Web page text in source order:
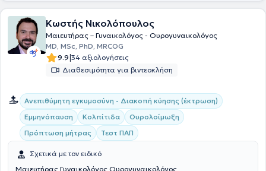
Κωστής Νικολόπουλος
Μαιευτήρας – Γυναικολόγος - Ουρογυναικολόγος
MD, MSc, PhD, MRCOG
9.9|34 αξιολογήσεις
Διαθεσιμότητα για βιντεοκλήση
Ανεπιθύμητη εγκυμοσύνη - Διακοπή κύησης (έκτρωση)
Εμμηνόπαυση
Κολπίτιδα
Ουρολοίμωξη
Πρόπτωση μήτρας
Τεστ ΠΑΠ
Σχετικά με τον ειδικό
Μαιευτήρας Γυναικολόγος Ουρογυναικολόγος